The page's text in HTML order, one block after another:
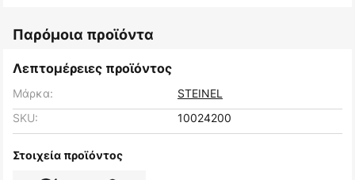
Παρόμοια προϊόντα
Λεπτομέρειες προϊόντος
Μάρκα:
STEINEL
SKU:
10024200
Στοιχεία προϊόντος